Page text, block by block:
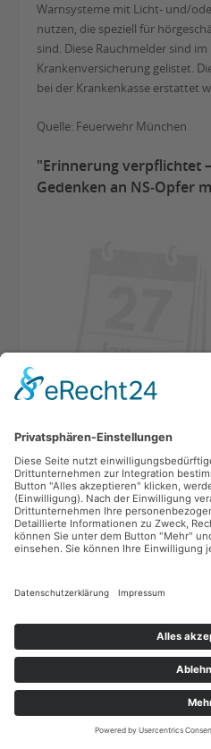
Warnsysteme mit Licht- und/
nutzen, die speziell für
sind. Diese Rauchmelder sind
Krankenversicherung gelistet.
bei der Krankenkasse erstattet
Quelle: Feuerwehr München
"Erinnerung verpflichtet
Gedenken an NS‑Opfer
Der Deutsche Behindertenrat
Gedenktags für die Opfer des
Januar an die systematischen
mit Behinderungen und
bei denen bis zu 300 000
Verpflichtung für die
Berlin wird der DBR einen
sogenannten "Aktion T4"
In seiner Erklärung warnt der
Ausgrenzung, Abwertung und